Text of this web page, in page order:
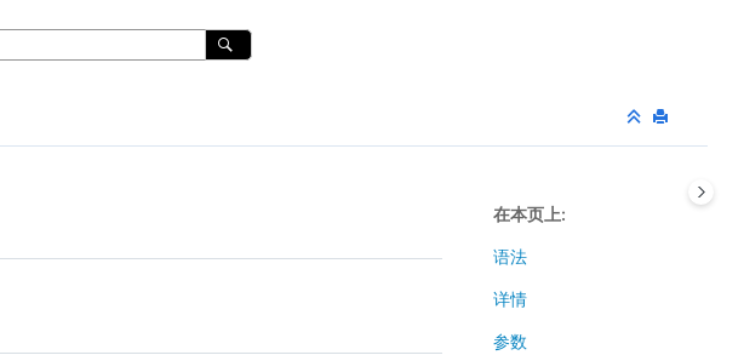
在本页上
语法
详情
参数